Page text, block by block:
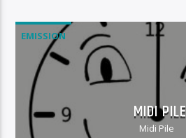
EMISSION
MIDI PILE
Midi Pile